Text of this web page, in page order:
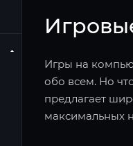
Игры на
обо всем. Но
предлагает
максимальных